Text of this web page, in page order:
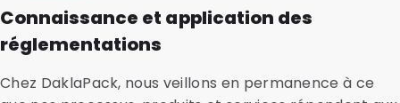
Connaissance et application des
réglementations
Chez DaklaPack, nous veillons en permanence à ce